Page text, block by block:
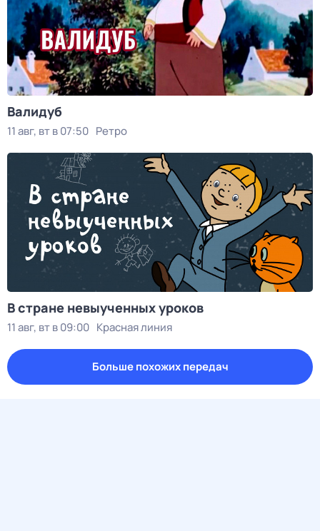
Валидуб
11 авг, вт в 07:50 Ретро
В стране невыученных уроков
11 авг, вт в 09:00 Красная линия
Больше похожих передач